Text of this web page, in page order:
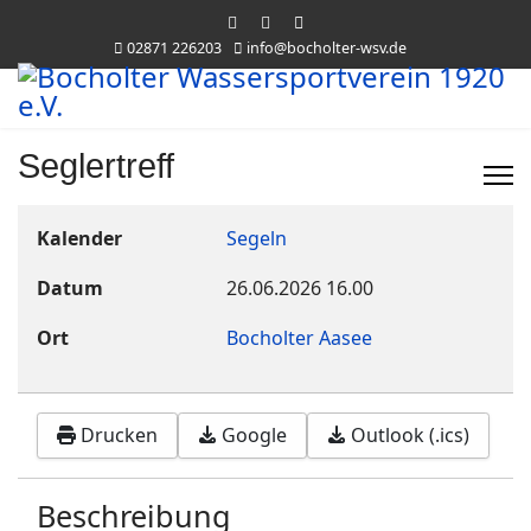
02871 226203 info@bocholter-wsv.de
Seglertreff
Kalender
Segeln
Datum
26.06.2026 16.00
Ort
Bocholter Aasee
Drucken Google Outlook (.ics)
Beschreibung